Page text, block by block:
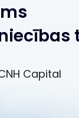
Capital